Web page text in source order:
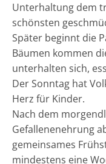
Unterhaltung dem
schönsten
Später beginnt die
Bäumen kommen
unterhalten sich,
Der Sonntag hat
Herz für Kinder.
Nach dem
Gefallenenehrung
gemeinsames
mindestens eine